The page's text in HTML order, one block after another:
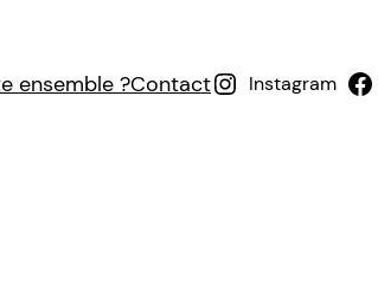
ensemble ?Contact Instagram